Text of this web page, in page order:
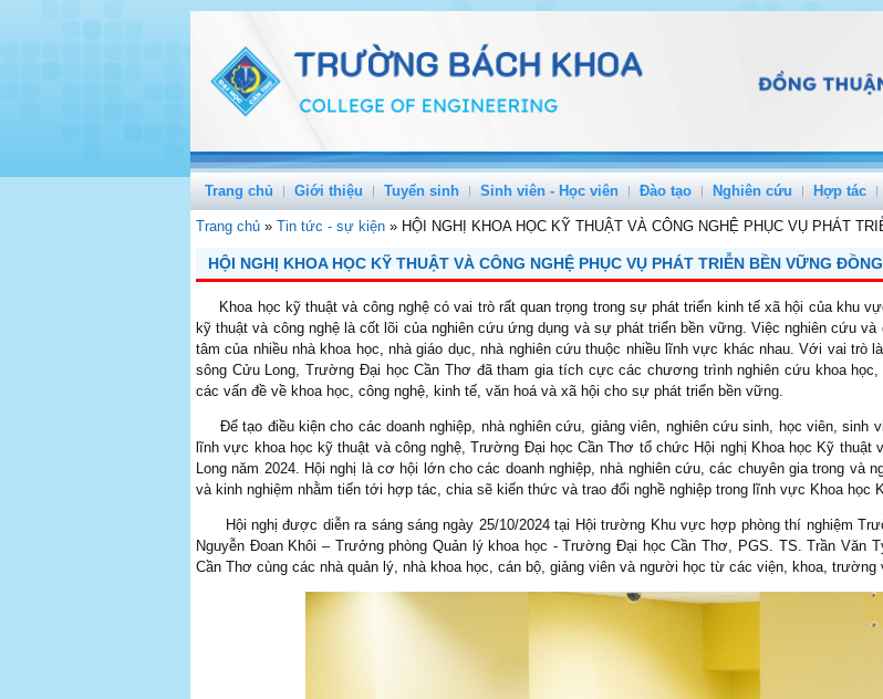
Trang chủ Giới thiệu Tuyển sinh Sinh viên - Học viên Đào tạo Nghiên cứu Hợp tác
Trang chủ » Tin tức - sự kiện » HỘI NGHỊ KHOA HỌC KỸ THUẬT VÀ CÔNG NGHỆ PHỤC VỤ PHÁT
HỘI NGHỊ KHOA HỌC KỸ THUẬT VÀ CÔNG NGHỆ PHỤC VỤ PHÁT TRIỄN BỀN VỮNG
Khoa học kỹ thuật và công nghệ có vai trò rất quan trọng trong sự phát triển kinh tế xã hội của khu
kỹ thuật và công nghệ là cốt lõi của nghiên cứu ứng dụng và sự phát triển bền vững. Việc nghiên cứu
tâm của nhiều nhà khoa học, nhà giáo dục, nhà nghiên cứu thuộc nhiều lĩnh vực khác nhau. Với vai
sông Cửu Long, Trường Đại học Cần Thơ đã tham gia tích cực các chương trình nghiên cứu khoa
các vấn đề về khoa học, công nghệ, kinh tế, văn hoá và xã hội cho sự phát triển bền vững.
Để tạo điều kiện cho các doanh nghiệp, nhà nghiên cứu, giảng viên, nghiên cứu sinh, học viên, sinh
lĩnh vực khoa học kỹ thuật và công nghệ, Trường Đại học Cần Thơ tổ chức Hội nghị Khoa học Kỹ thuật
Long năm 2024. Hội nghị là cơ hội lớn cho các doanh nghiệp, nhà nghiên cứu, các chuyên gia trong
và kinh nghiệm nhằm tiến tới hợp tác, chia sẽ kiến thức và trao đổi nghề nghiệp trong lĩnh vực Khoa học
Hội nghị được diễn ra sáng sáng ngày 25/10/2024 tại Hội trường Khu vực hợp phòng thí nghiệm
Nguyễn Đoan Khôi – Trưởng phòng Quản lý khoa học - Trường Đại học Cần Thơ, PGS. TS. Trần Văn
Cần Thơ cùng các nhà quản lý, nhà khoa học, cán bộ, giảng viên và người học từ các viện, khoa, trường